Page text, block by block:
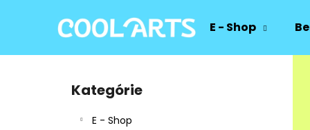
E - Shop
B
Preskočiť
kategórie
Kategórie
E - Shop
í
Späť
do
Späť
do